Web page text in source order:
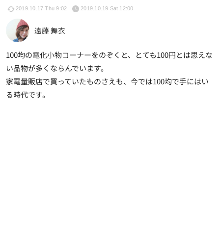
2019.10.17 Thu 9:02 2019.10.19 Sat 12:00
遠藤 舞衣
100均の電化小物コーナーをのぞくと、とても100円とは思えな
い品物が多くならんでいます。
家電量販店で買っていたものさえも、今では100均で手にはい
る時代です。